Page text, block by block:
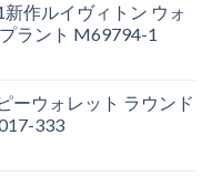
作ルイヴィトン ウォ
ラント M69794-1
ーウォレット ラウンド
333